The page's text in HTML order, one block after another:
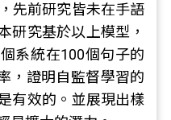
先前研究皆未在手語
研究基於以上模型，
系統在100個句子的
，證明自監督學習的
有效的。並展現出樣